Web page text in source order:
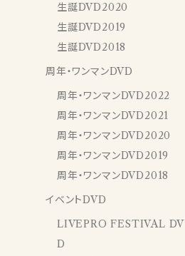
生誕DVD2020
生誕DVD2019
生誕DVD2018
周年・ワンマンDVD
周年・ワンマンDVD2022
周年・ワンマンDVD2021
周年・ワンマンDVD2020
周年・ワンマンDVD2019
周年・ワンマンDVD2018
イベントDVD
LIVEPRO FESTIVAL DV
D